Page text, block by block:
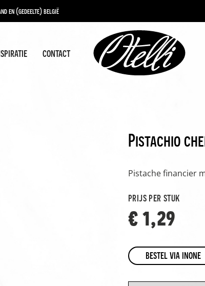
en (gedeelte) belgië
contact
Pistachio
Pistache financier
prijs per stuk
€ 1,29
bestel via inone